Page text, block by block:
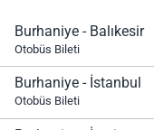
Burhaniye - Balıkesir
Otobüs Bileti
Burhaniye - İstanbul
Otobüs Bileti